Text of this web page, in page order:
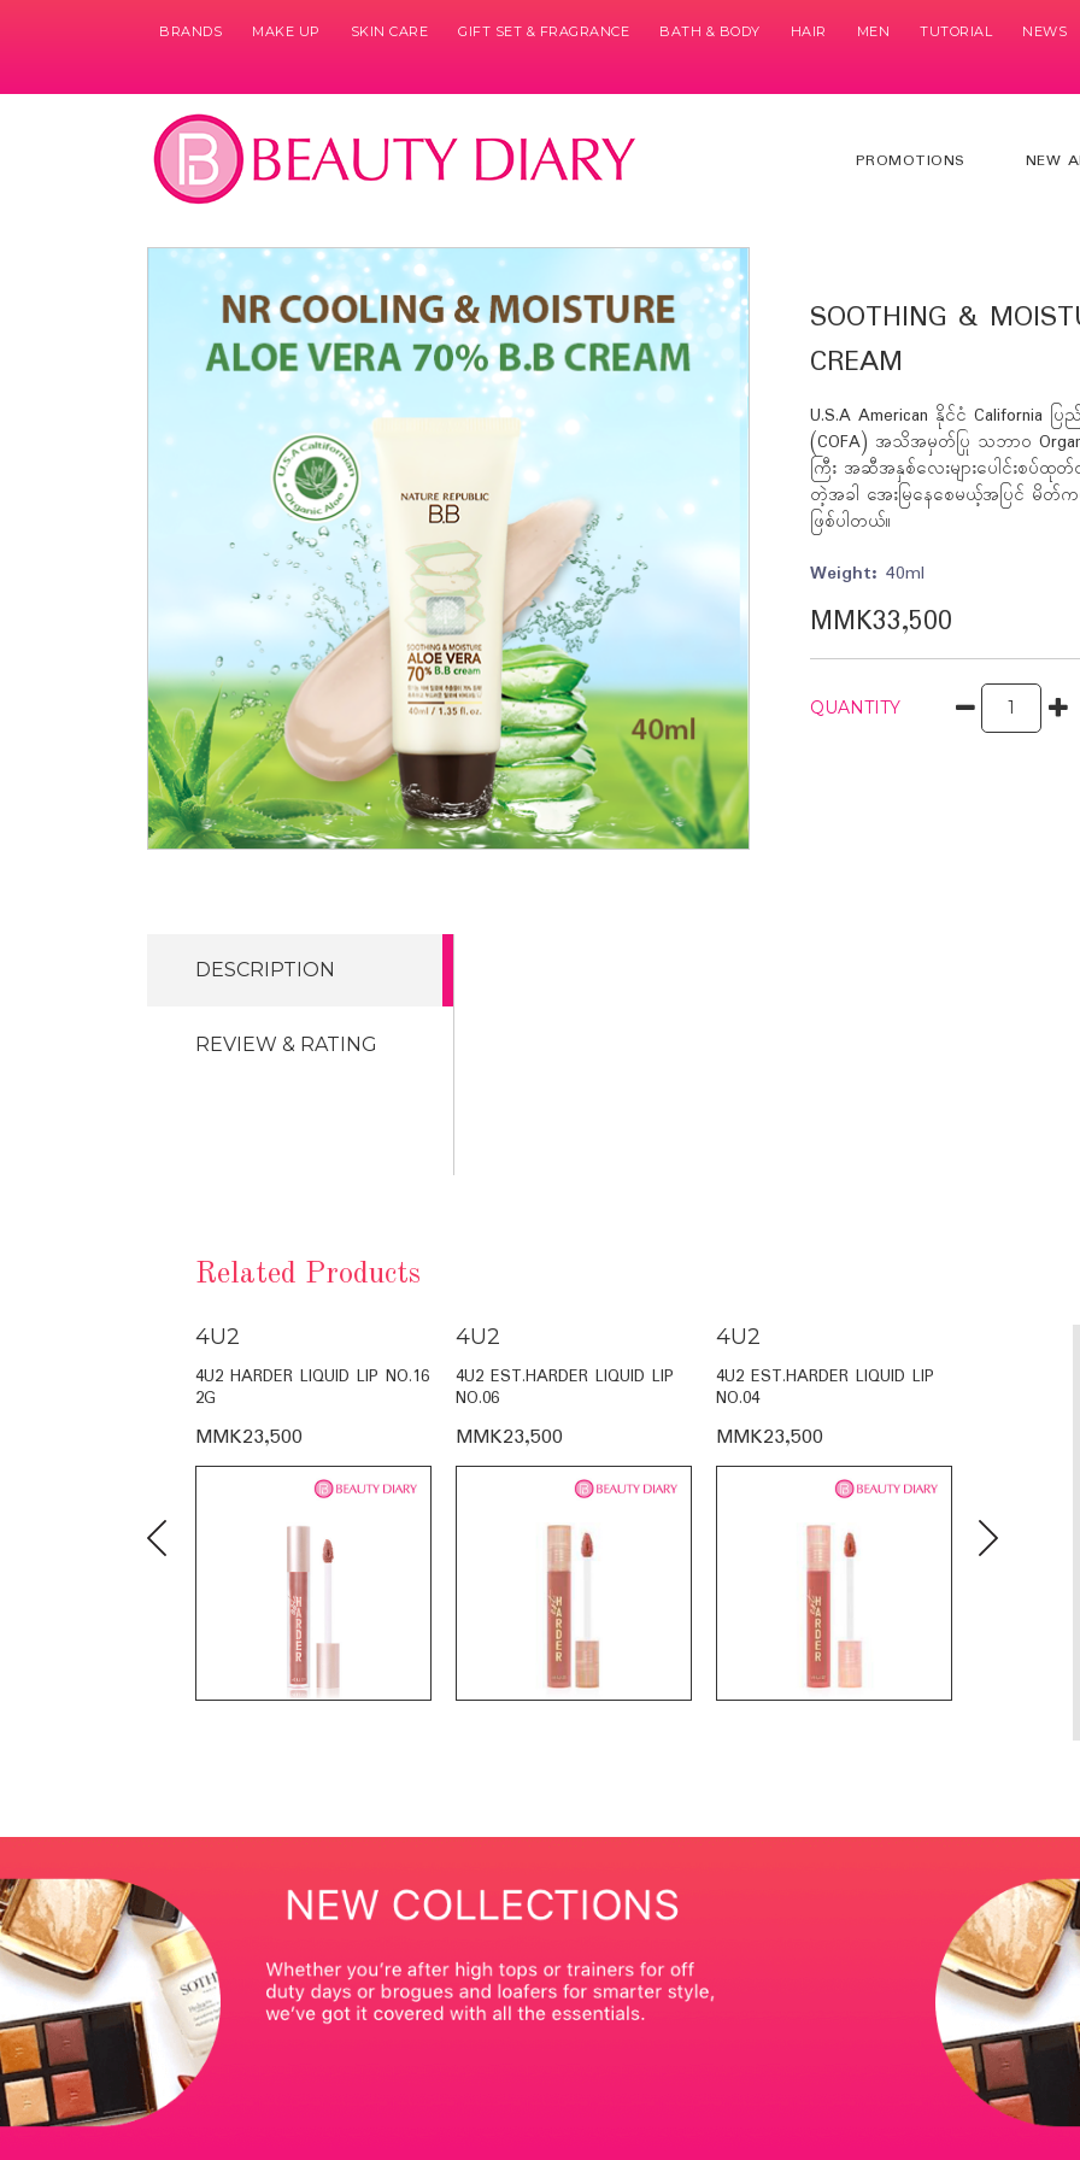
BRANDS MAKE UP SKIN CARE GIFT SET & FRAGRANCE BATH & BODY HAIR MEN TUTORIAL NEWS
PROMOTIONS NEW
SOOTHING &
CREAM
U.S.A American နိုင်ငံ California
(COFA) အသိအမှတ်ပြု သဘာ၀
ကြီး အဆီအနှစ်လေးများပေါင်းစပ်
တဲ့အခါ အေးမြနေစေမယ့်အပြင် မိတ်က
ဖြစ်ပါတယ်။
Weight: 40ml
MMK33,500
QUANTITY
DESCRIPTION
REVIEW & RATING
Related Products
Previous
4U2
4U2 HARDER LIQUID LIP NO.16
2G
MMK23,500
4U2
4U2 EST.HARDER LIQUID LIP
NO.06
MMK23,500
4U2
4U2 EST.HARDER LIQUID LIP
NO.04
MMK23,500
4U2